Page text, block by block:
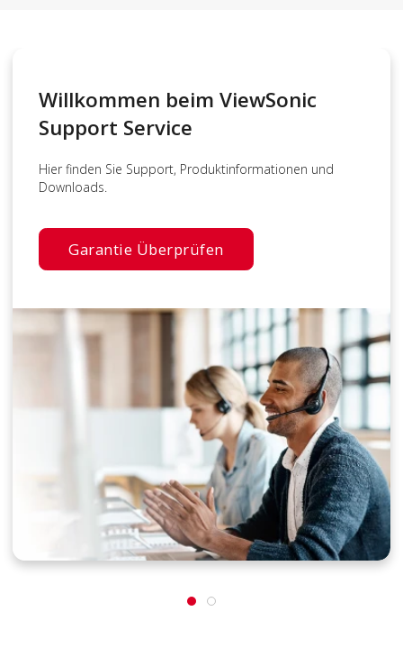
Willkommen beim ViewSonic
Support Service
Hier finden Sie Support, Produktinformationen und
Downloads.
Garantie Überprüfen